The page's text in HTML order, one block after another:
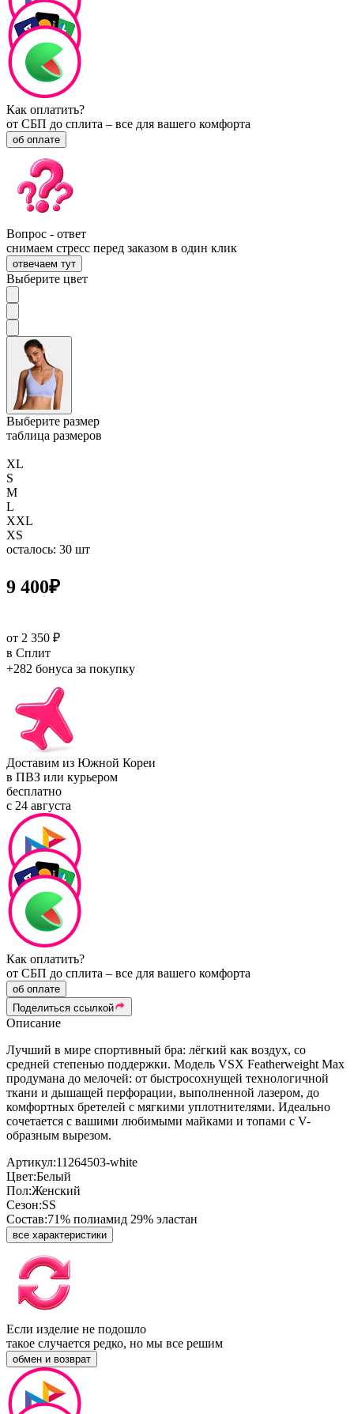
Как оплатить?
от СБП до сплита – все для вашего комфорта
об оплате
Вопрос - ответ
снимаем стресс перед заказом в один клик
отвечаем тут
Выберите цвет
Выберите размер
таблица размеров
XL
S
M
L
XXL
XS
осталось: 30 шт
9 400₽
от 2 350 ₽
в Сплит
+282 бонуса за покупку
Доставим из Южной Кореи
в ПВЗ или курьером
бесплатно
с 24 августа
Как оплатить?
от СБП до сплита – все для вашего комфорта
об оплате
Поделиться ссылкой
Описание
Лучший в мире спортивный бра: лёгкий как воздух, со
средней степенью поддержки. Модель VSX Featherweight Max
продумана до мелочей: от быстросохнущей технологичной
ткани и дышащей перфорации, выполненной лазером, до
комфортных бретелей с мягкими уплотнителями. Идеально
сочетается с вашими любимыми майками и топами с V-
образным вырезом.
Артикул:11264503-white
Цвет:Белый
Пол:Женский
Сезон:SS
Состав:71% полиамид 29% эластан
все характеристики
Если изделие не подошло
такое случается редко, но мы все решим
обмен и возврат